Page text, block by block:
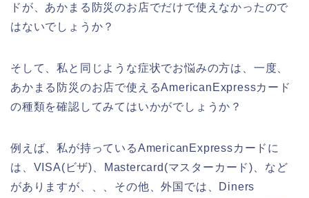
ドが、あかまる防災のお店でだけで使えなかったので
はないでしょうか？
そして、私と同じような症状でお悩みの方は、一度、
あかまる防災のお店で使えるAmericanExpressカード
の種類を確認してみてはいかがでしょうか？
例えば、私が持っているAmericanExpressカードに
は、VISA(ビザ)、Mastercard(マスターカード)、など
がありますが、、、その他、外国では、Diners